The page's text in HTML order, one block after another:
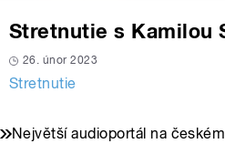
Stretnutie s Kamilou
26. únor 2023
Stretnutie
Největší audioportál na